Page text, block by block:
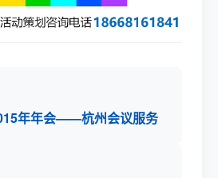
年年会——杭州会议服务